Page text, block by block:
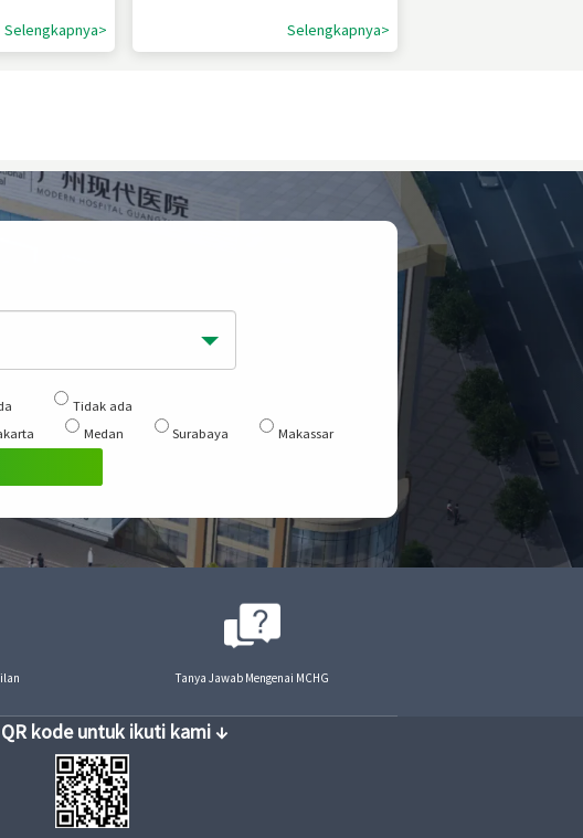
Hospital
kelenjar getah
Selengkapnya>
2014 Noni Leo Low pergi ke Modern
Cancer Hospital Guangzhou, beliau
Selengkapnya>
Tidak ada
Medan Surabaya Makassar
Tanya Jawab Mengenai MCHG